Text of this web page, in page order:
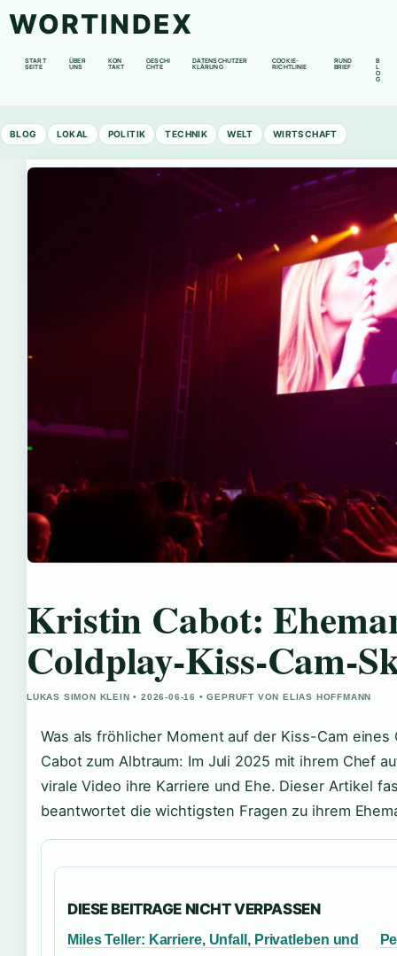
WORTINDEX
START
SEITE
ÜBER
UNS
KON
TAKT
GESCHI
CHTE
DATENSCHUTZER
KLÄRUNG
COOKIE-
RICHTLINIE
RUND
BRIEF
B
L
O
G
BLOG LOKAL POLITIK TECHNIK WELT WIRTSCHAFT
Kristin Cabot:
Coldplay-Kiss-Cam-
LUKAS SIMON KLEIN • 2026-06-16 • GEPRUFT VON ELIAS HOFFMANN
Was als fröhlicher Moment auf der Kiss-Cam
Cabot zum Albtraum: Im Juli 2025 mit ihrem Chef
virale Video ihre Karriere und Ehe. Dieser Artikel
beantwortet die wichtigsten Fragen zu ihrem
DIESE BEITRAGE NICHT VERPASSEN
Miles Teller: Karriere, Unfall, Privatleben und